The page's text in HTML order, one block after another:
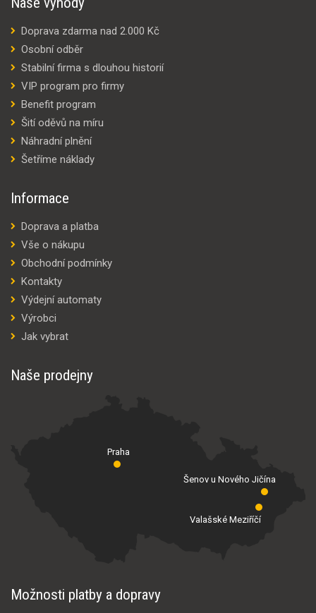
Doprava zdarma nad 2.000 Kč
Osobní odběr
Stabilní firma s dlouhou historií
VIP program pro firmy
Benefit program
Šití oděvů na míru
Náhradní plnění
Šetříme náklady
Informace
Doprava a platba
Vše o nákupu
Obchodní podmínky
Kontakty
Výdejní automaty
Výrobci
Jak vybrat
Naše prodejny
Praha
Valašské Meziříčí
Šenov u Nového Jičína
Možnosti platby a dopravy